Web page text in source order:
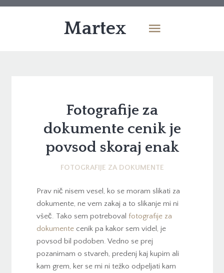
Martex
Fotografije za
dokumente cenik je
povsod skoraj enak
FOTOGRAFIJE ZA DOKUMENTE
Prav nič nisem vesel, ko se moram slikati za
dokumente, ne vem zakaj a to slikanje mi ni
všeč. Tako sem potreboval fotografije za
dokumentecenik pa kakor sem videl, je
povsod bil podoben. Vedno se prej
pozanimam o stvareh, predenj kaj kupim ali
kam grem, ker se mi ni težko odpeljati kam